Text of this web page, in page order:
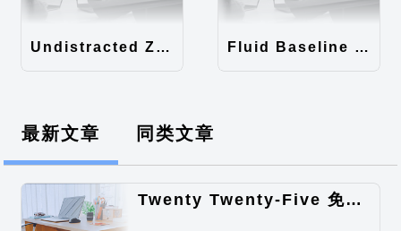
Undistracted Zen主题汉化包 Fluid Baseline Grid主题汉化包
最新文章 同类文章
Twenty Twenty-Five 免费的WordPress内容主题